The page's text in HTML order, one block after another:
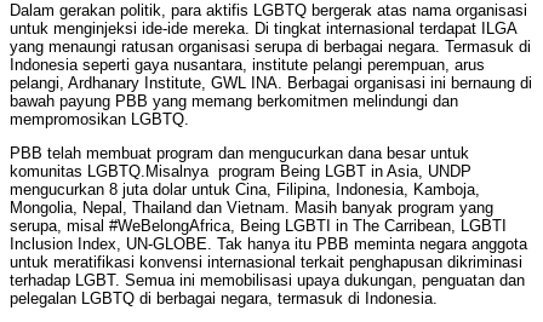
Dalam gerakan politik, para aktifis LGBTQ bergerak atas nama organisasi
untuk menginjeksi ide-ide mereka. Di tingkat internasional terdapat ILGA
yang menaungi ratusan organisasi serupa di berbagai negara. Termasuk di
Indonesia seperti gaya nusantara, institute pelangi perempuan, arus
pelangi, Ardhanary Institute, GWL INA. Berbagai organisasi ini bernaung di
bawah payung PBB yang memang berkomitmen melindungi dan
mempromosikan LGBTQ.
PBB telah membuat program dan mengucurkan dana besar untuk
komunitas LGBTQ.Misalnya program Being LGBT in Asia, UNDP
mengucurkan 8 juta dolar untuk Cina, Filipina, Indonesia, Kamboja,
Mongolia, Nepal, Thailand dan Vietnam. Masih banyak program yang
serupa, misal #WeBelongAfrica, Being LGBTI in The Carribean, LGBTI
Inclusion Index, UN-GLOBE. Tak hanya itu PBB meminta negara anggota
untuk meratifikasi konvensi internasional terkait penghapusan dikriminasi
terhadap LGBT. Semua ini memobilisasi upaya dukungan, penguatan dan
pelegalan LGBTQ di berbagai negara, termasuk di Indonesia.